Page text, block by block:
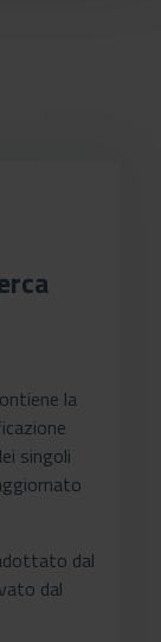
la
singoli
dal
dal